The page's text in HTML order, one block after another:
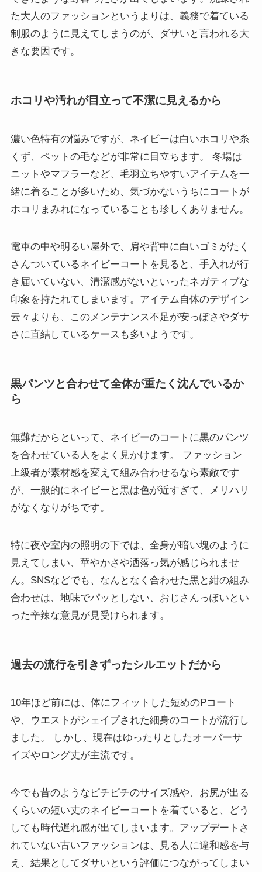
た大人のファッションというよりは、義務で着ている
制服のように見えてしまうのが、ダサいと言われる大
きな要因です。
ホコリや汚れが目立って不潔に見えるから
濃い色特有の悩みですが、ネイビーは白いホコリや糸
くず、ペットの毛などが非常に目立ちます。 冬場は
ニットやマフラーなど、毛羽立ちやすいアイテムを一
緒に着ることが多いため、気づかないうちにコートが
ホコリまみれになっていることも珍しくありません。
電車の中や明るい屋外で、肩や背中に白いゴミがたく
さんついているネイビーコートを見ると、手入れが行
き届いていない、清潔感がないといったネガティブな
印象を持たれてしまいます。アイテム自体のデザイン
云々よりも、このメンテナンス不足が安っぽさやダサ
さに直結しているケースも多いようです。
黒パンツと合わせて全体が重たく沈んでいるか
ら
無難だからといって、ネイビーのコートに黒のパンツ
を合わせている人をよく見かけます。 ファッション
上級者が素材感を変えて組み合わせるなら素敵です
が、一般的にネイビーと黒は色が近すぎて、メリハリ
がなくなりがちです。
特に夜や室内の照明の下では、全身が暗い塊のように
見えてしまい、華やかさや洒落っ気が感じられませ
ん。SNSなどでも、なんとなく合わせた黒と紺の組み
合わせは、地味でパッとしない、おじさんっぽいとい
った辛辣な意見が見受けられます。
過去の流行を引きずったシルエットだから
10年ほど前には、体にフィットした短めのPコート
や、ウエストがシェイプされた細身のコートが流行し
ました。 しかし、現在はゆったりとしたオーバーサ
イズやロング丈が主流です。
今でも昔のようなピチピチのサイズ感や、お尻が出る
くらいの短い丈のネイビーコートを着ていると、どう
しても時代遅れ感が出てしまいます。アップデートさ
れていない古いファッションは、見る人に違和感を与
え、結果としてダサいという評価につながってしまい